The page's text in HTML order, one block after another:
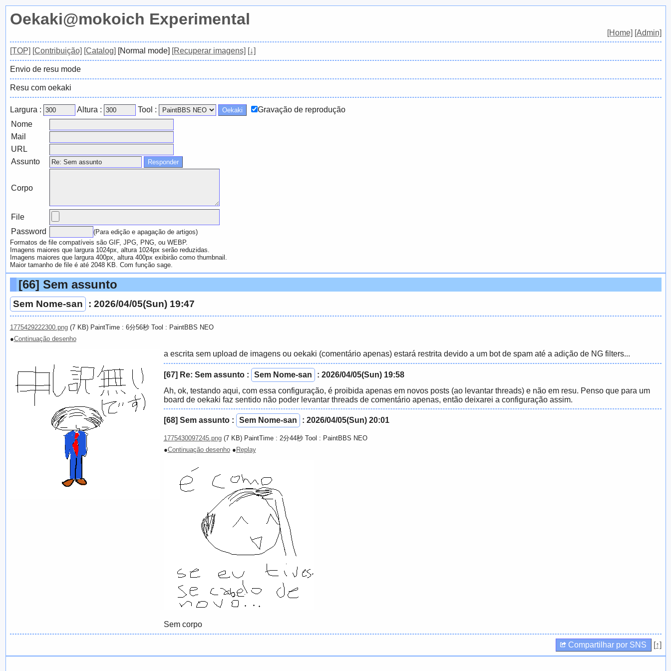
Oekaki@mokoich Experimental
[Home] [Admin]
[TOP] [Contribuição] [Catalog] [Normal mode] [Recuperar imagens] [↓]
Envio de resu mode
Resu com oekaki
Largura : Altura : Tool :
Gravação de reprodução
Nome
Mail
URL
Assunto
Corpo
File
Password
(Para edição e apagação de artigos)
Formatos de file compatíveis são GIF, JPG, PNG, ou WEBP.
Imagens maiores que largura 1024px, altura 1024px serão reduzidas.
Imagens maiores que largura 400px, altura 400px exibirão como thumbnail.
Maior tamanho de file é até 2048 KB. Com função sage.
[66] Sem assunto
Sem Nome-san : 2026/04/05(Sun) 19:47
1775429222300.png(7 KB) PaintTime : 6分56秒 Tool : PaintBBS NEO
●Continuação desenho
a escrita sem upload de imagens ou oekaki (comentário apenas) estará restrita devido a um bot de spam até a adição de NG filters...
[67] Re: Sem assunto: Sem Nome-san
: 2026/04/05(Sun) 19:58
Ah, ok, testando aqui, com essa configuração, é proibida apenas em novos posts (ao levantar threads) e não em resu. Penso que para um
board de oekaki faz sentido não poder levantar threads de comentário apenas, então deixarei a configuração assim.
[68] Sem assunto: Sem Nome-san : 2026/04/05(Sun) 20:01
1775430097245.png(7 KB) PaintTime : 2分44秒 Tool : PaintBBS NEO
●Continuação desenho● Replay
Sem corpo
Compartilhar por SNS [↑]